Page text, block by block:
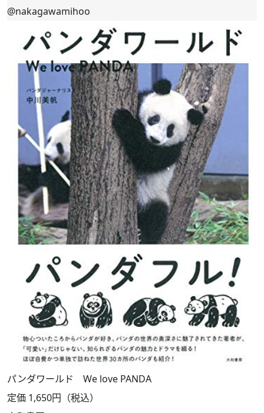
@nakagawamihoo
パンダワールド We love PANDA
定価 1,650円（税込）